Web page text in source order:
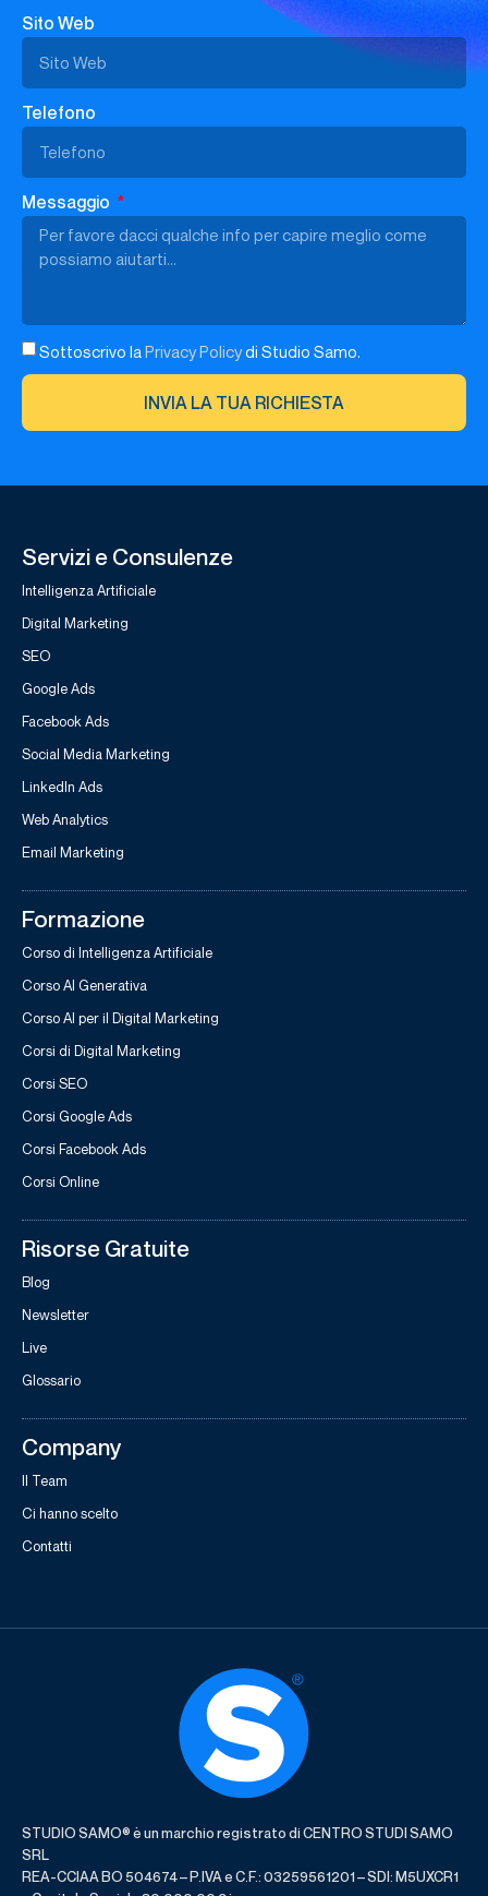
Sito Web
Telefono
Messaggio
Sottoscrivo laPrivacy Policydi Studio Samo.
INVIA LA TUA RICHIESTA
Servizi e Consulenze
Intelligenza Artificiale
Digital Marketing
SEO
Google Ads
Facebook Ads
Social Media Marketing
LinkedIn Ads
Web Analytics
Email Marketing
Formazione
Corso di Intelligenza Artificiale
Corso AI Generativa
Corso AI per il Digital Marketing
Corsi di Digital Marketing
Corsi SEO
Corsi Google Ads
Corsi Facebook Ads
Corsi Online
Risorse Gratuite
Blog
Newsletter
Live
Glossario
Company
Il Team
Ci hanno scelto
Contatti
STUDIO SAMO® è un marchio registrato di CENTRO STUDI SAMO
SRL
REA-CCIAA BO 504674 – P.IVA e C.F.: 03259561201 – SDI: M5UXCR1